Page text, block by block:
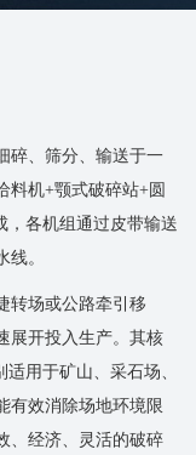
碎、筛分、输送于一
料机+颚式破碎站+圆
，各机组通过皮带输送
。
转场或公路牵引移
展开投入生产。其核
用于矿山、采石场、
有效消除场地环境限
、经济、灵活的破碎